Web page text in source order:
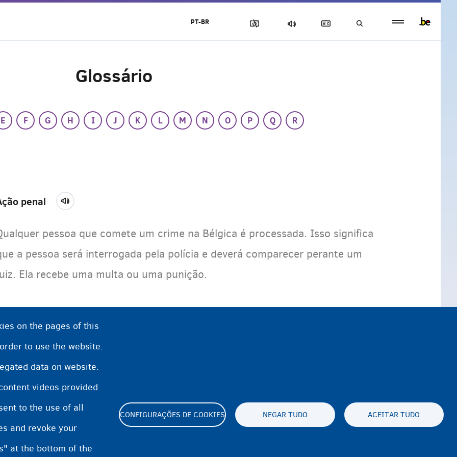
Glossário
E F G H I J K L M N O P Q
R
penal
pessoa que comete um crime na Bélgica é processada. Isso significa
a pessoa será interrogada pela polícia e deverá comparecer perante um
Ela recebe uma multa ou uma punição.
on the pages of this
to use the website.
data on website.
videos provided
to the use of all
and revoke your
at the bottom of the
CONFIGURAÇÕES DE COOKIES NEGAR TUDO ACEITAR TUDO
Footer
Cookie Settings
PT-BR
footer